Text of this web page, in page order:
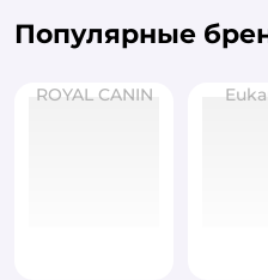
Популярные
ROYAL CANIN